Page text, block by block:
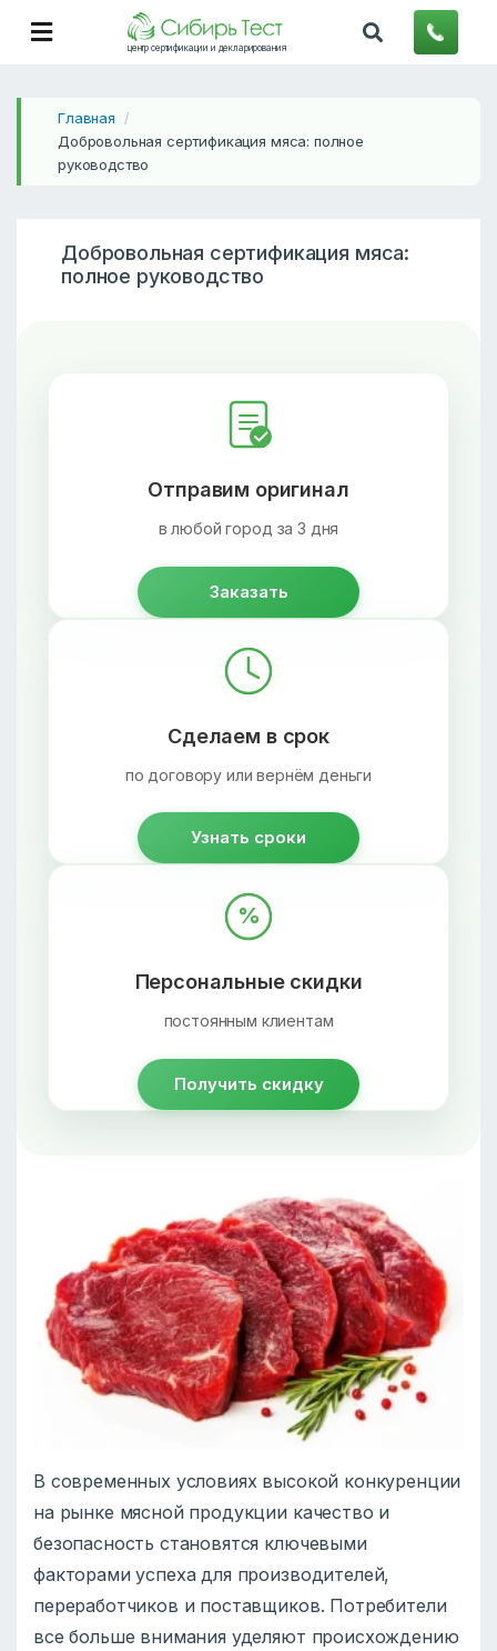
центр сертификации и декларирования
Главная /
Добровольная сертификация мяса: полное
руководство
Добровольная сертификация мяса:
полное руководство
Отправим оригинал
в любой город за 3 дня
Заказать
Сделаем в срок
по договору или вернём деньги
Узнать сроки
%
Персональные скидки
постоянным клиентам
Получить скидку
В современных условиях высокой конкуренции
на рынке мясной продукции качество и
безопасность становятся ключевыми
факторами успеха для производителей,
переработчиков и поставщиков. Потребители
все больше внимания уделяют происхождению